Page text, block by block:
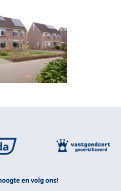
en volg ons!